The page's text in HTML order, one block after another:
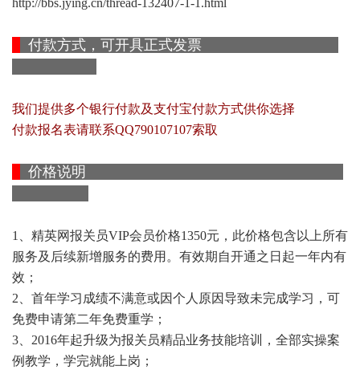
http://bbs.jying.cn/thread-132407-1-1.html
付款方式，可开具正式发票
我们提供多个银行付款及支付宝付款方式供你选择
付款报名表请联系QQ790107107索取
价格说明
1、精英网报关员VIP会员价格1350元，此价格包含以上所有
服务及后续新增服务的费用。有效期自开通之日起一年内有
效；
2、首年学习成绩不满意或因个人原因导致未完成学习，可
免费申请第二年免费重学；
3、2016年起升级为报关员精品业务技能培训，全部实操案
例教学，学完就能上岗；